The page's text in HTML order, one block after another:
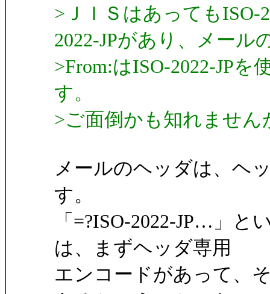
>ＪＩＳはあってもISO-
2022-JPがあり、メール
>From:はISO-2022-JP
す。
>ご面倒かも知れませ
メールのヘッダは、ヘ
す。
「=?ISO-2022-JP…」
は、まずヘッダ専用
エンコードがあって、